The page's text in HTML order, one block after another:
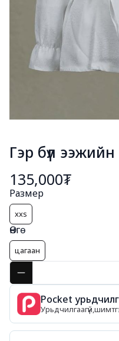
Гэр бүл
135,000₮
Размер
xxs
Өнгө
цагаан
Pocket